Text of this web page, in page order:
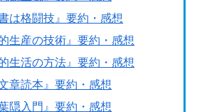
は格闘技』要約・感想
生産の技術』要約・感想
生活の方法』要約・感想
章読本』要約・感想
隠入門』要約・感想